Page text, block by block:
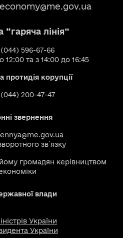
лінія”
596-67-66
та з 14:00 до 16:45
протидія корупції
200-47-47
звернення
зв`язку
громадян керівництвом
влади
України
України